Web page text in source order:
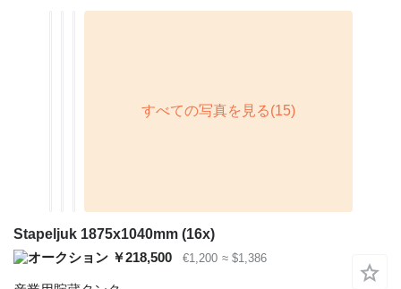
Stapeljuk 1875x1040mm (16x)
￥218,500
€1,200 ≈ $1,386